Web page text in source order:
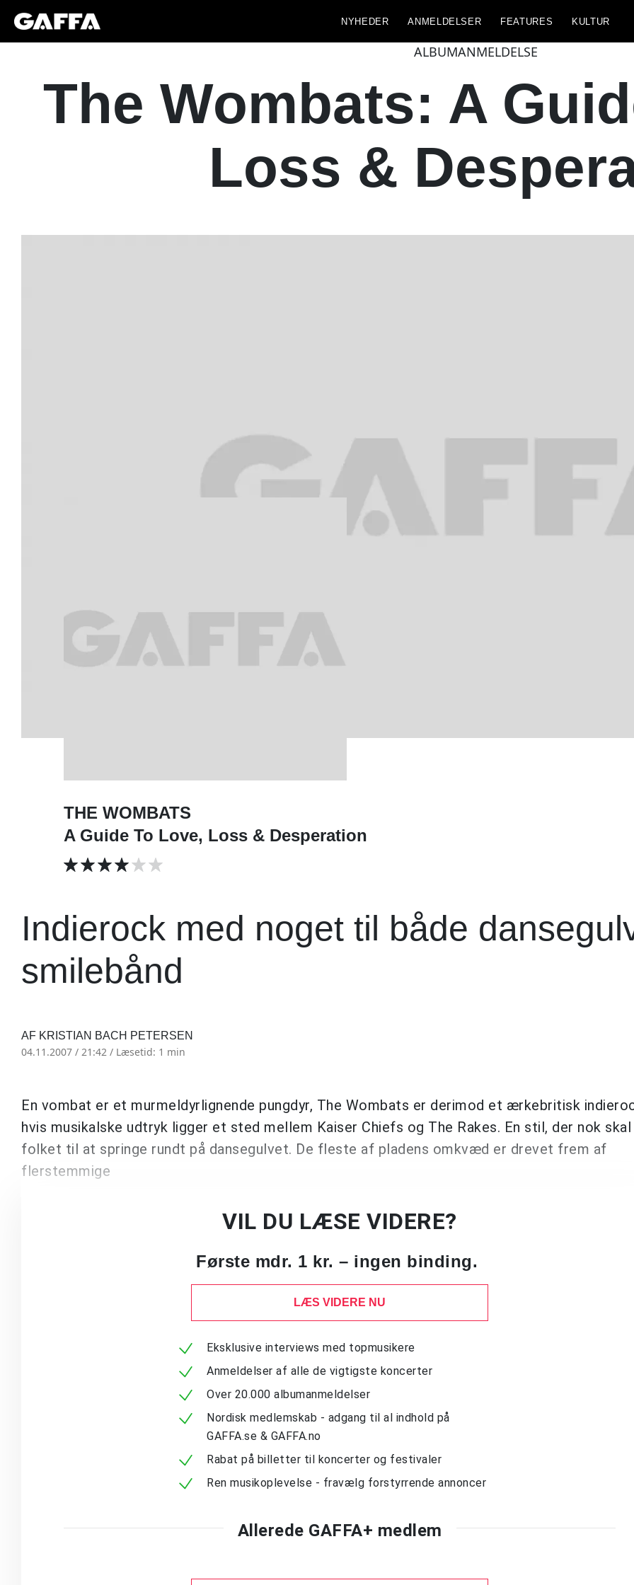
NYHEDER ANMELDELSER FEATURES KULTUR
ALBUMANMELDELSE
The Wombats: A
Loss &
THE WOMBATS
A Guide To Love, Loss & Desperation
Indierock med noget til både
smilebånd
AF KRISTIAN BACH PETERSEN
04.11.2007 / 21:42 / Læsetid: 1 min
En vombat er et murmeldyrlignende pungdyr, The Wombats er derimod et ærkebritisk
hvis musikalske udtryk ligger et sted mellem Kaiser Chiefs og The Rakes. En stil, der nok
folket til at springe rundt på dansegulvet. De fleste af pladens omkvæd er drevet frem af
flerstemmige
VIL DU LÆSE VIDERE?
Første mdr. 1 kr. – ingen binding.
LÆS VIDERE NU
Eksklusive interviews med topmusikere
Anmeldelser af alle de vigtigste koncerter
Over 20.000 albumanmeldelser
Nordisk medlemskab - adgang til al indhold på
GAFFA.se & GAFFA.no
Rabat på billetter til koncerter og festivaler
Ren musikoplevelse - fravælg forstyrrende annoncer
Allerede GAFFA+ medlem